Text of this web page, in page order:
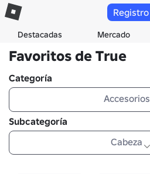
Destacadas Mercado
Registro
Favoritos de True
Categoría
Accesorios
Subcategoría
Cabeza